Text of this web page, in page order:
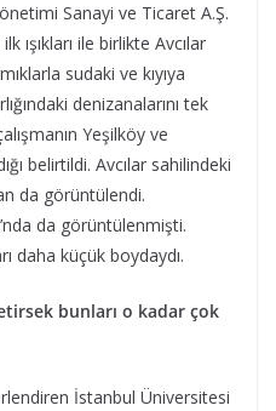
Sanayi ve Ticaret A.Ş.
ışıkları ile birlikte Avcılar
sudaki ve kıyıya
denizanalarını tek
Yeşilköy ve
belirtildi. Avcılar sahilindeki
da görüntülendi.
da görüntülenmişti.
daha küçük boydaydı.
bunları o kadar çok
İstanbul Üniversitesi